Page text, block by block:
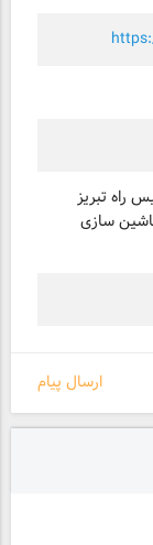
راه تبریز
سازی
ارسال پیام